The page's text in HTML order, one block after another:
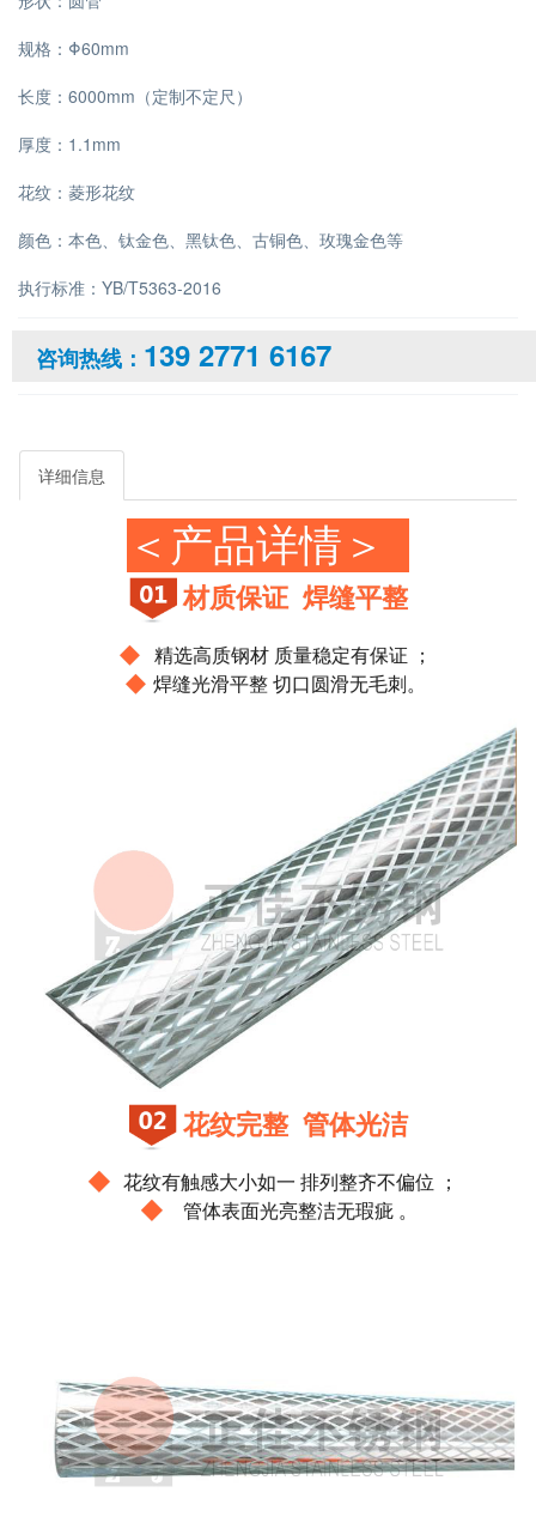
规格：Φ60mm
长度：6000mm（定制不定尺）
厚度：1.1mm
花纹：菱形花纹
颜色：本色、钛金色、黑钛色、古铜色、玫瑰金色等
执行标准：YB/T5363-2016
咨询热线： 139 2771 6167
详细信息
＜产品详情＞
材质保证 焊缝平整
◆ 精选高质钢材 质量稳定有保证 ；
◆ 焊缝光滑平整 切口圆滑无毛刺。
花纹完整 管体光洁
◆ 花纹有触感大小如一 排列整齐不偏位 ；
◆ 管体表面光亮整洁无瑕疵 。